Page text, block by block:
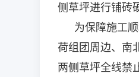
侧草坪进行铺砖
为保障施工
荷组团周边、南
两侧草坪全线禁